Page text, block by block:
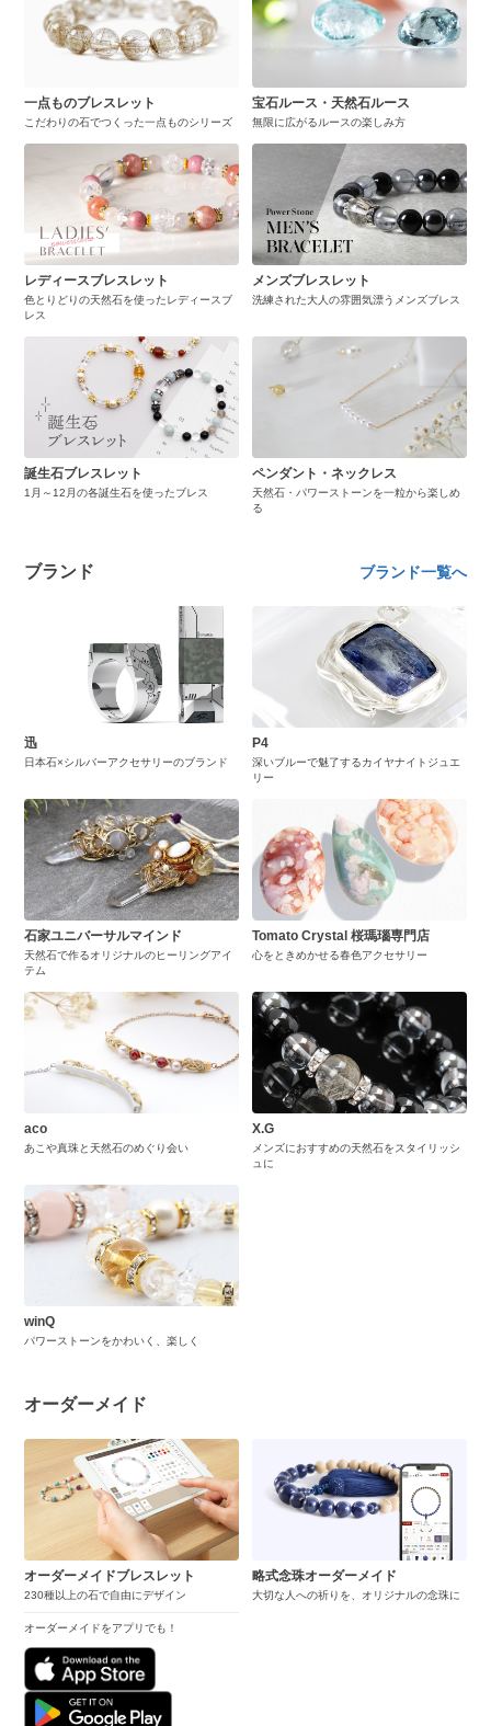
一点ものブレスレット
こだわりの石でつくった一点ものシリーズ
宝石ルース・天然石ルース
無限に広がるルースの楽しみ方
レディースブレスレット
色とりどりの天然石を使ったレディースブ
レス
メンズブレスレット
洗練された大人の雰囲気漂うメンズブレス
誕生石ブレスレット
1月～12月の各誕生石を使ったブレス
ペンダント・ネックレス
天然石・パワーストーンを一粒から楽しめ
る
ブランド ブランド一覧へ
迅
日本石×シルバーアクセサリーのブランド
P4
深いブルーで魅了するカイヤナイトジュエ
リー
石家ユニバーサルマインド
天然石で作るオリジナルのヒーリングアイ
テム
Tomato Crystal 桜瑪瑙専門店
心をときめかせる春色アクセサリー
aco
あこや真珠と天然石のめぐり会い
X.G
メンズにおすすめの天然石をスタイリッシ
ュに
winQ
パワーストーンをかわいく、楽しく
オーダーメイド
オーダーメイドブレスレット
230種以上の石で自由にデザイン
オーダーメイドをアプリでも！
略式念珠オーダーメイド
大切な人への祈りを、オリジナルの念珠に